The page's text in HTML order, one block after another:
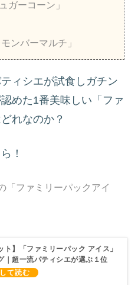
ガーコーン」
ンバーマルチ」
ィシエが試食しガチン
めた1番美味しい「ファ
れなのか？
！
「ファミリーパックアイ
ト】「ファミリーパック アイス」
｜超一流パティシエが選ぶ１位
7/23）